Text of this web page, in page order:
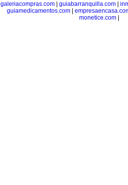
galeriacompras.com
guiabarranquilla.com
guiamedicamentos.com|
monetice.com